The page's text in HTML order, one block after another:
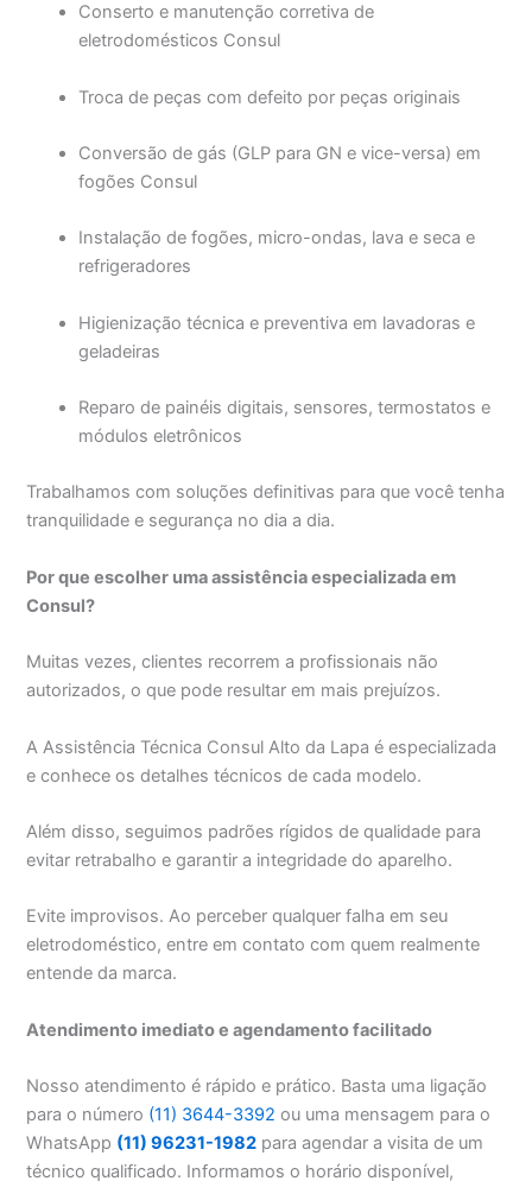
Conserto e manutenção corretiva de
eletrodomésticos Consul
Troca de peças com defeito por peças originais
Conversão de gás (GLP para GN e vice-versa) em
fogões Consul
Instalação de fogões, micro-ondas, lava e seca e
refrigeradores
Higienização técnica e preventiva em lavadoras e
geladeiras
Reparo de painéis digitais, sensores, termostatos e
módulos eletrônicos
Trabalhamos com soluções definitivas para que você tenha
tranquilidade e segurança no dia a dia.
Por que escolher uma assistência especializada em
Consul?
Muitas vezes, clientes recorrem a profissionais não
autorizados, o que pode resultar em mais prejuízos.
A Assistência Técnica Consul Alto da Lapa é especializada
e conhece os detalhes técnicos de cada modelo.
Além disso, seguimos padrões rígidos de qualidade para
evitar retrabalho e garantir a integridade do aparelho.
Evite improvisos. Ao perceber qualquer falha em seu
eletrodoméstico, entre em contato com quem realmente
entende da marca.
Atendimento imediato e agendamento facilitado
Nosso atendimento é rápido e prático. Basta uma ligação
para o número (11) 3644-3392 ou uma mensagem para o
WhatsApp (11) 96231-1982 para agendar a visita de um
técnico qualificado. Informamos o horário disponível,